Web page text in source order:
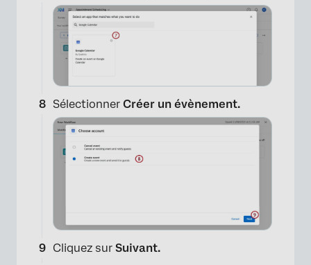
Sélectionner Créer un évènement.
Cliquez sur Suivant.